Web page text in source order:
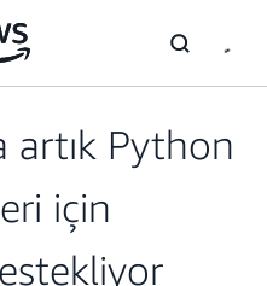
artık Python
için